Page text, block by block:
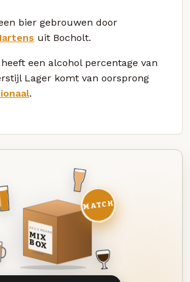
bier gebrouwen door
uit Bocholt.
heeft een alcohol percentage van
Lager komt van oorsprong
.
DEZE MAAND
MIX
BOX
8 BIEREN
MATCH